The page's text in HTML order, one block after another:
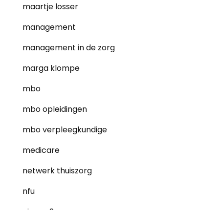
maartje losser
management
management in de zorg
marga klompe
mbo
mbo opleidingen
mbo verpleegkundige
medicare
netwerk thuiszorg
nfu